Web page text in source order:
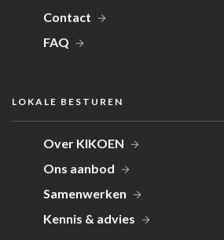
Contact
FAQ
LOKALE BESTUREN
Over KIKOEN
Ons aanbod
Samenwerken
Kennis & advies